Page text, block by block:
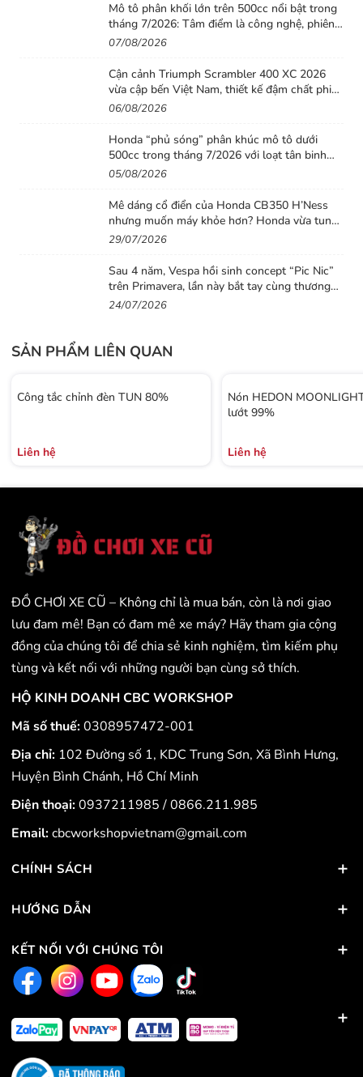
Mô tô phân khối lớn trên 500cc nổi bật trong
tháng 7/2026: Tâm điểm là công nghệ, phiên
bản giới hạn và những cấu hình “đỉnh”
07/08/2026
Cận cảnh Triumph Scrambler 400 XC 2026
vừa cập bến Việt Nam, thiết kế đậm chất phiêu
lưu cùng mức giá dễ tiếp cận
06/08/2026
Honda “phủ sóng” phân khúc mô tô dưới
500cc trong tháng 7/2026 với loạt tân binh
đáng chú ý
05/08/2026
Mê dáng cổ điển của Honda CB350 H’Ness
nhưng muốn máy khỏe hơn? Honda vừa tung
ra lời giải với CB500 mới
29/07/2026
Sau 4 năm, Vespa hồi sinh concept “Pic Nic”
trên Primavera, lần này bắt tay cùng thương
hiệu thời trang Gigi
24/07/2026
SẢN PHẨM LIÊN QUAN
Công tắc chỉnh đèn TUN 80%
Liên hệ
Nón HEDON
lướt 99%
Liên hệ
ĐỒ CHƠI XE CŨ – Không chỉ là mua bán, còn là nơi giao
lưu đam mê! Bạn có đam mê xe máy? Hãy tham gia cộng
đồng của chúng tôi để chia sẻ kinh nghiệm, tìm kiếm phụ
tùng và kết nối với những người bạn cùng sở thích.
HỘ KINH DOANH CBC WORKSHOP
Mã số thuế:0308957472-001
Địa chỉ: 102 Đường số 1, KDC Trung Sơn, Xã Bình Hưng,
Huyện Bình Chánh, Hồ Chí Minh
Điện thoại:0937211985/0866.211.985
Email:cbcworkshopvietnam@gmail.com
CHÍNH SÁCH
HƯỚNG DẪN
KẾT NỐI VỚI CHÚNG TÔI